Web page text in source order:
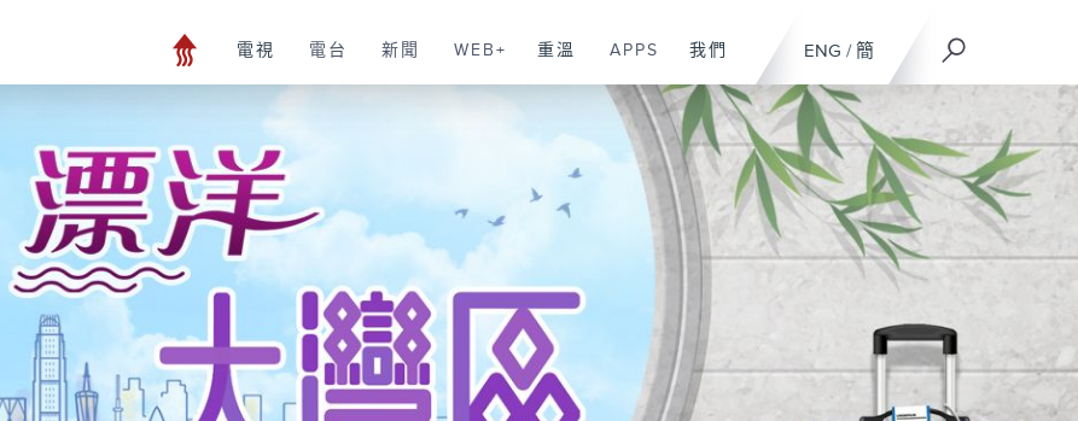
ENG / 簡
電視 電台 新聞 WEB+ 重溫 APPS 我們